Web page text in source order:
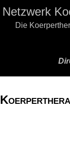
Netzwerk
Die